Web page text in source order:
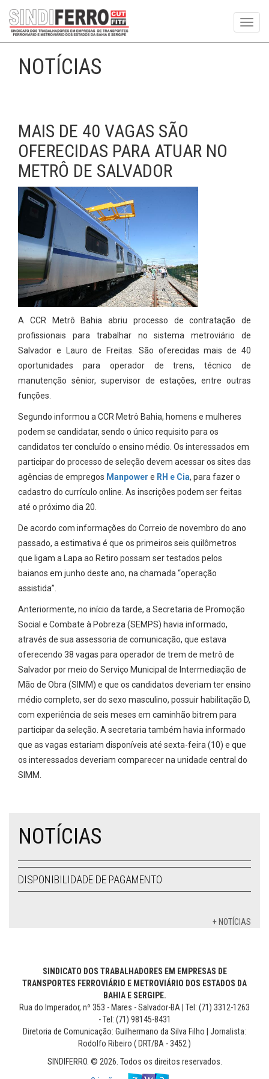
NOTÍCIAS
MAIS DE 40 VAGAS SÃO
OFERECIDAS PARA ATUAR NO
METRÔ DE SALVADOR
A CCR Metrô Bahia abriu processo de contratação de
profissionais para trabalhar no sistema metroviário de
Salvador e Lauro de Freitas. São oferecidas mais de 40
oportunidades para operador de trens, técnico de
manutenção sênior, supervisor de estações, entre outras
funções.
Segundo informou a CCR Metrô Bahia, homens e mulheres
podem se candidatar, sendo o único requisito para os
candidatos ter concluído o ensino médio. Os interessados em
participar do processo de seleção devem acessar os sites das
agências de empregos Manpower e RH e Cia, para fazer o
cadastro do currículo online. As inscrições podem ser feitas
até o próximo dia 20.
De acordo com informações do Correio de novembro do ano
passado, a estimativa é que os primeiros seis quilômetros
que ligam a Lapa ao Retiro possam ser testados pelos
baianos em junho deste ano, na chamada “operação
assistida”.
Anteriormente, no início da tarde, a Secretaria de Promoção
Social e Combate à Pobreza (SEMPS) havia informado,
através de sua assessoria de comunicação, que estava
oferecendo 38 vagas para operador de trem de metrô de
Salvador por meio do Serviço Municipal de Intermediação de
Mão de Obra (SIMM) e que os candidatos deveriam ter ensino
médio completo, ser do sexo masculino, possuir habilitação D,
com experiência de seis meses em caminhão bitrem para
participar da seleção. A secretaria também havia informado
que as vagas estariam disponíveis até sexta-feira (10) e que
os interessados deveriam comparecer na unidade central do
SIMM.
NOTÍCIAS
DISPONIBILIDADE DE PAGAMENTO
+ NOTÍCIAS
SINDICATO DOS TRABALHADORES EM EMPRESAS DE
TRANSPORTES FERROVIÁRIO E METROVIÁRIO DOS ESTADOS DA
BAHIA E SERGIPE.
Rua do Imperador, nº 353 - Mares - Salvador-BA | Tel: (71) 3312-1263
- Tel: (71) 98145-8431
Diretoria de Comunicação: Guilhermano da Silva Filho | Jornalista:
Rodolfo Ribeiro ( DRT/BA - 3452 )
SINDIFERRO. © 2026. Todos os direitos reservados.